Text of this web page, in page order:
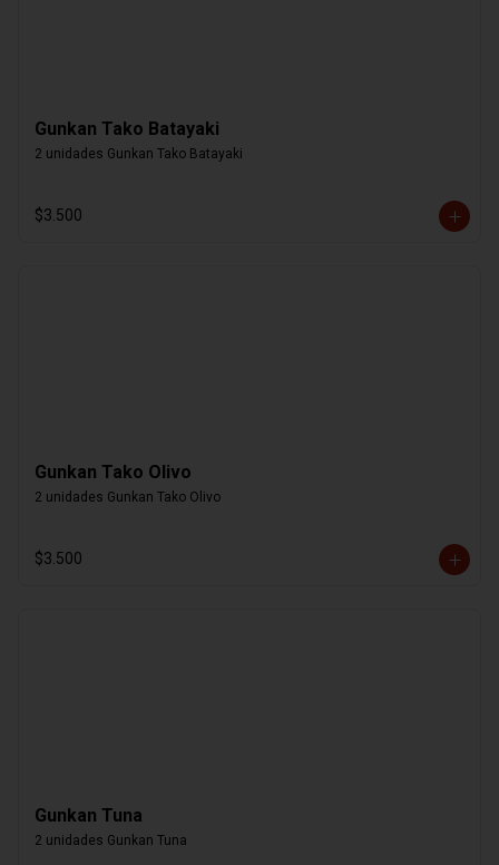
Gunkan Tako Batayaki
2 unidades Gunkan Tako Batayaki
$3.500
Gunkan Tako Olivo
2 unidades Gunkan Tako Olivo
$3.500
Gunkan Tuna
2 unidades Gunkan Tuna